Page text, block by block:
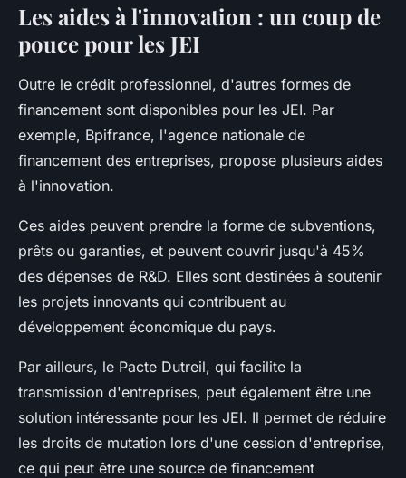
Les aides à l'innovation : un coup de
pouce pour les JEI
Outre le crédit professionnel, d'autres formes de
financement sont disponibles pour les JEI. Par
exemple, Bpifrance, l'agence nationale de
financement des entreprises, propose plusieurs aides
à l'innovation.
Ces aides peuvent prendre la forme de subventions,
prêts ou garanties, et peuvent couvrir jusqu'à 45%
des dépenses de R&D. Elles sont destinées à soutenir
les projets innovants qui contribuent au
développement économique du pays.
Par ailleurs, le Pacte Dutreil, qui facilite la
transmission d'entreprises, peut également être une
solution intéressante pour les JEI. Il permet de réduire
les droits de mutation lors d'une cession d'entreprise,
ce qui peut être une source de financement